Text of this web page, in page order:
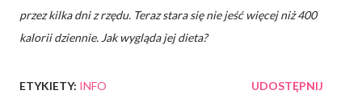
przez kilka dni z rzędu. Teraz stara się nie jeść więcej niż 400
kalorii dziennie. Jak wygląda jej dieta?
ETYKIETY: INFO UDOSTĘPNIJ